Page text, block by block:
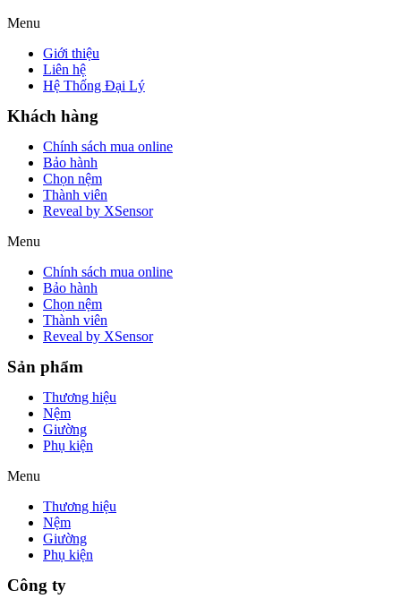
Menu
Giới thiệu
Liên hệ
Hệ Thống Đại Lý
Khách hàng
Chính sách mua online
Bảo hành
Chọn nệm
Thành viên
Reveal by XSensor
Menu
Chính sách mua online
Bảo hành
Chọn nệm
Thành viên
Reveal by XSensor
Sản phẩm
Thương hiệu
Nệm
Giường
Phụ kiện
Menu
Thương hiệu
Nệm
Giường
Phụ kiện
Công ty